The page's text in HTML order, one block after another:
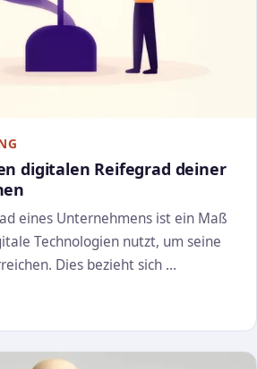
digitalen Reifegrad deiner
eines Unternehmens ist ein Maß
Technologien nutzt, um seine
Dies bezieht sich …